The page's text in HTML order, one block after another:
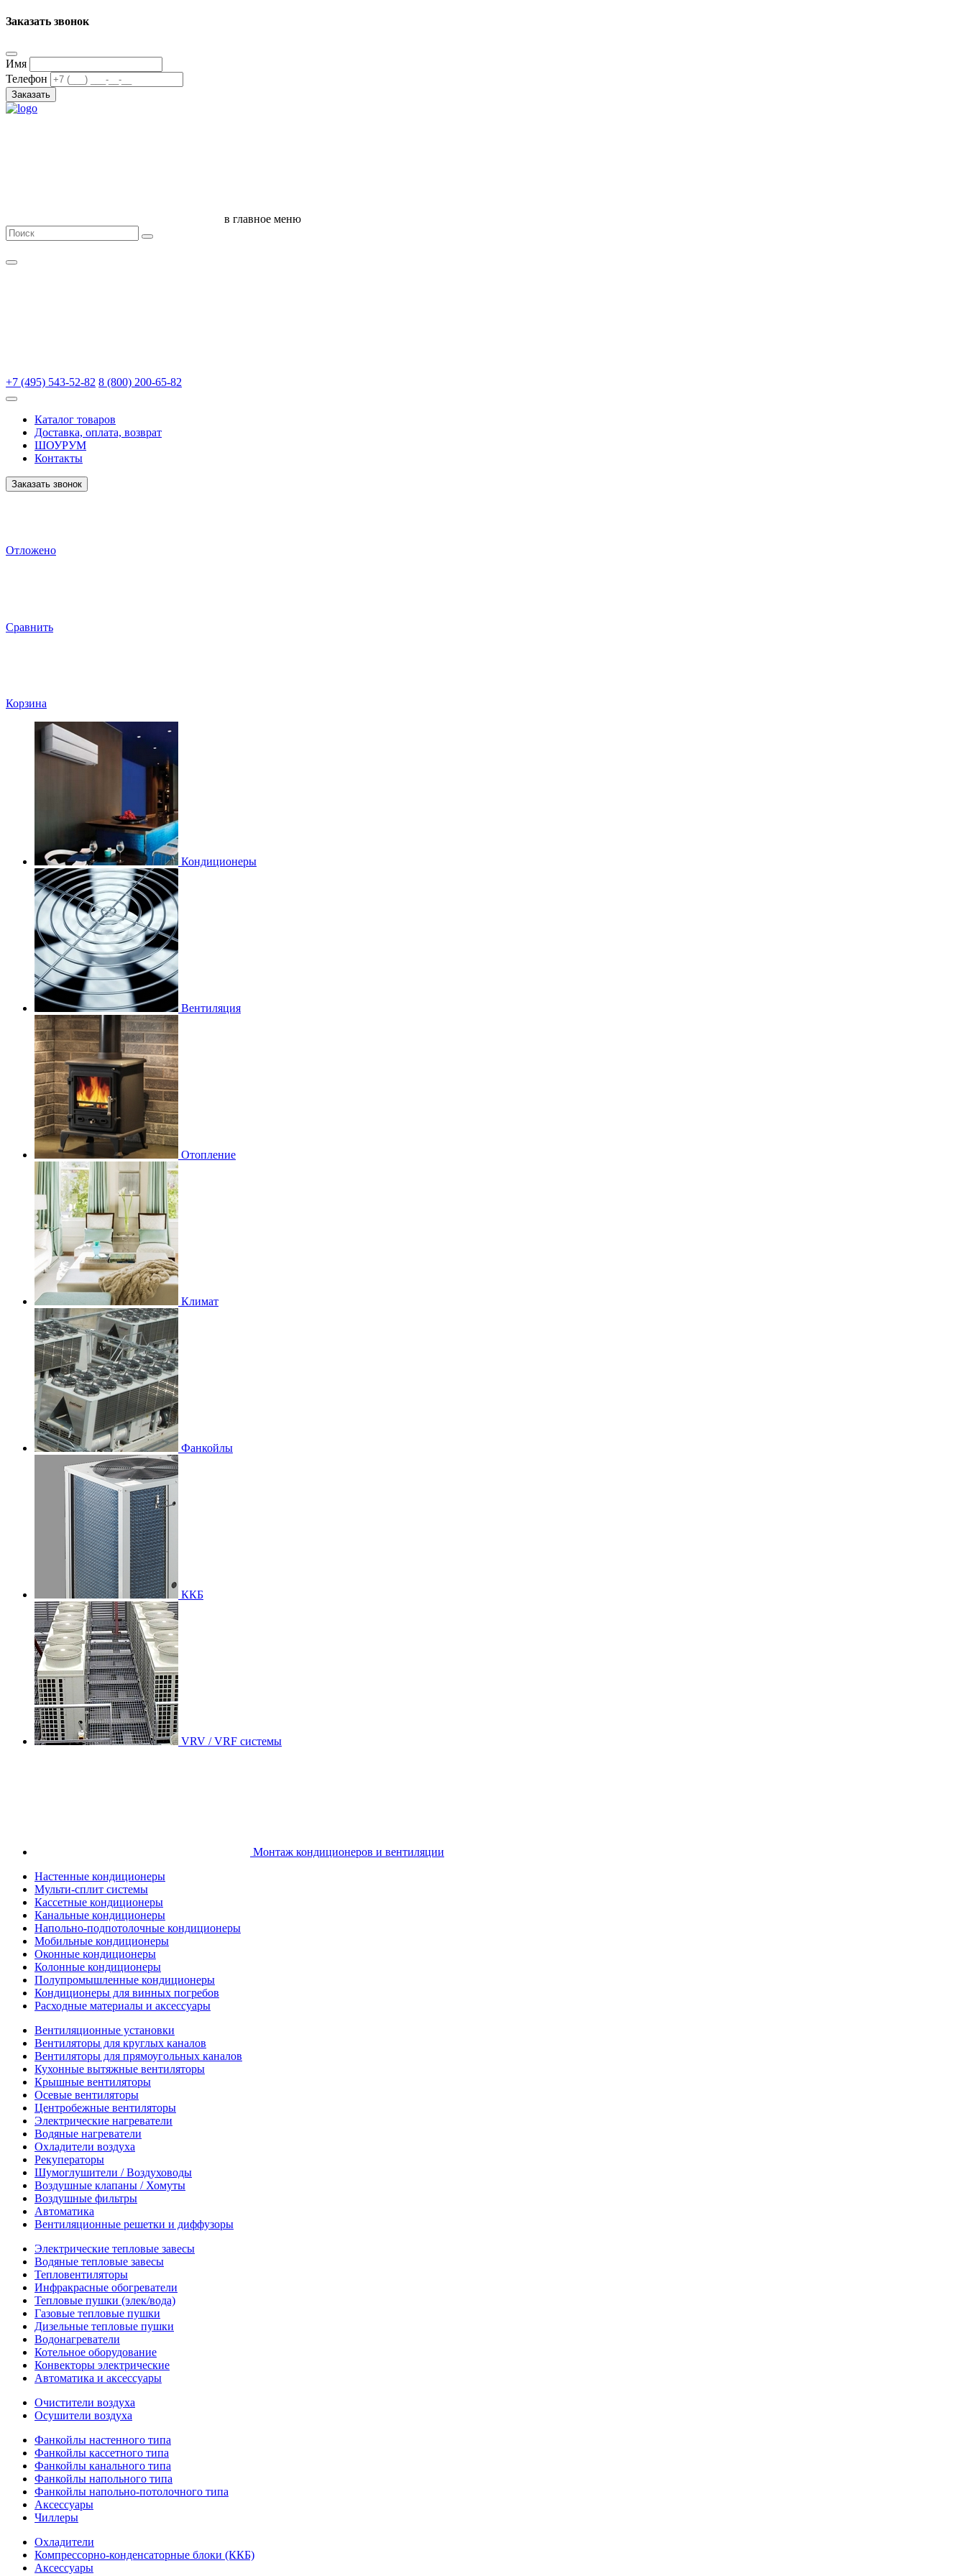
Заказать звонок
Имя
Телефон
Заказать
в главное меню
+7 (495) 543-52-82 8 (800) 200-65-82
Каталог товаров
Доставка, оплата, возврат
ШОУРУМ
Контакты
Заказать звонок
Отложено
Сравнить
Корзина
Кондиционеры
Вентиляция
Отопление
Климат
Фанкойлы
ККБ
VRV / VRF системы
Монтаж кондиционеров и вентиляции
Настенные кондиционеры
Мульти-сплит системы
Кассетные кондиционеры
Канальные кондиционеры
Напольно-подпотолочные кондиционеры
Мобильные кондиционеры
Оконные кондиционеры
Колонные кондиционеры
Полупромышленные кондиционеры
Кондиционеры для винных погребов
Расходные материалы и аксессуары
Вентиляционные установки
Вентиляторы для круглых каналов
Вентиляторы для прямоугольных каналов
Кухонные вытяжные вентиляторы
Крышные вентиляторы
Осевые вентиляторы
Центробежные вентиляторы
Электрические нагреватели
Водяные нагреватели
Охладители воздуха
Рекуператоры
Шумоглушители / Воздуховоды
Воздушные клапаны / Хомуты
Воздушные фильтры
Автоматика
Вентиляционные решетки и диффузоры
Электрические тепловые завесы
Водяные тепловые завесы
Тепловентиляторы
Инфракрасные обогреватели
Тепловые пушки (элек/вода)
Газовые тепловые пушки
Дизельные тепловые пушки
Водонагреватели
Котельное оборудование
Конвекторы электрические
Автоматика и аксессуары
Очистители воздуха
Осушители воздуха
Фанкойлы настенного типа
Фанкойлы кассетного типа
Фанкойлы канального типа
Фанкойлы напольного типа
Фанкойлы напольно-потолочного типа
Аксессуары
Чиллеры
Охладители
Компрессорно-конденсаторные блоки (ККБ)
Аксессуары